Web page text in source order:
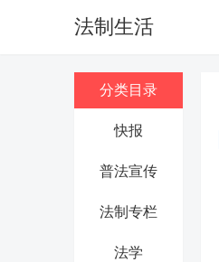
法制生活
分类目录
快报
普法宣传
法制专栏
法学